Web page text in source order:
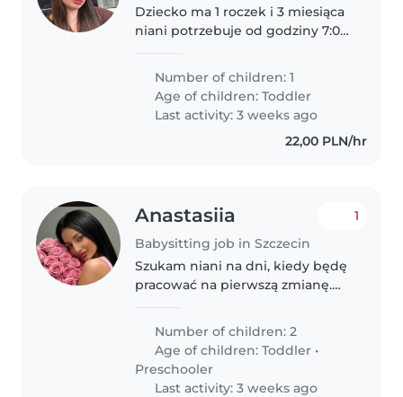
Dziecko ma 1 roczek i 3 miesiąca
niani potrzebuje od godziny 7:00
6:50 do 12:15
Number of children: 1
Age of children:Toddler
Last activity: 3 weeks ago
22,00 PLN/hr
Anastasiia
Babysitting job in Szczecin
1
Szukam niani na dni, kiedy będę
pracować na pierwszą zmianę.
4:50, ponieważ o 5:20 mam
autobus pracowniczy. Mam
dwoje dzieci. Syn ma 4 lata i
trzeba..
Number of children: 2
Age of children:Toddler •
Preschooler
Last activity: 3 weeks ago